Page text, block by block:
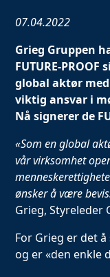
07.04.2022
Grieg Gruppen
FUTURE-
global aktør
viktig ansvar i
Nå signerer de
«Som en global
vår virksomhet
ønsker å være
Grieg, Styreleder
For Grieg er det
og er «den enkle